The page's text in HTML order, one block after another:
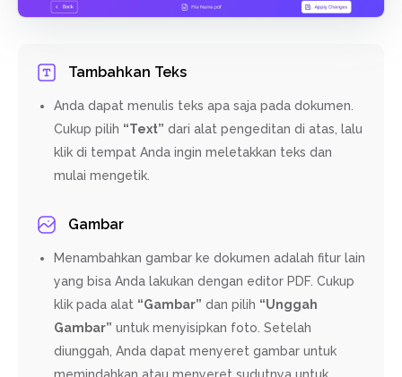
Tambahkan Teks
Anda dapat menulis teks apa saja pada dokumen.
Cukup pilih “Text” dari alat pengeditan di atas, lalu
klik di tempat Anda ingin meletakkan teks dan
mulai mengetik.
Gambar
Menambahkan gambar ke dokumen adalah fitur lain
yang bisa Anda lakukan dengan editor PDF. Cukup
klik pada alat “Gambar” dan pilih “Unggah
Gambar” untuk menyisipkan foto. Setelah
diunggah, Anda dapat menyeret gambar untuk